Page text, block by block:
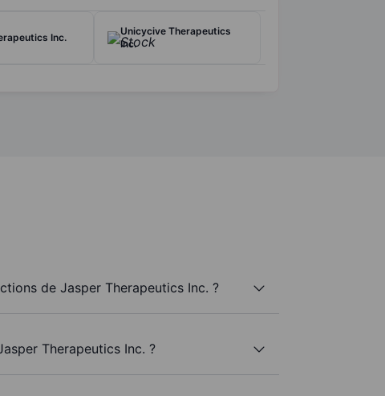
Inc.
Unicycive Therapeutics
Inc.
de Jasper Therapeutics Inc. ?
Therapeutics Inc. ?